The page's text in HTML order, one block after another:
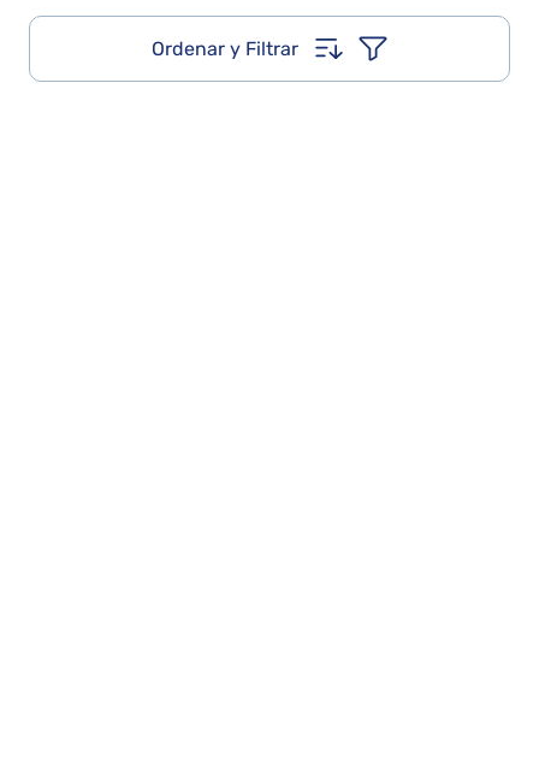
Ordenar y Filtrar